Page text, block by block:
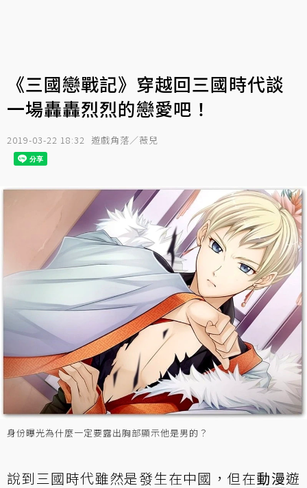
《三國戀戰記》穿越回三國時代談
一場轟轟烈烈的戀愛吧！
2019-03-22 18:32 遊戲角落／薇兒
身份曝光為什麼一定要露出胸部顯示他是男的？
說到三國時代雖然是發生在中國，但在動漫遊